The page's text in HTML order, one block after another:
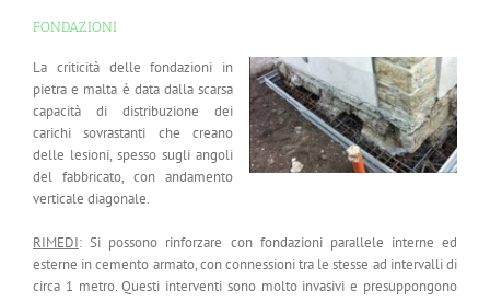
FONDAZIONI
La criticità delle fondazioni in
pietra e malta è data dalla scarsa
capacità di distribuzione dei
carichi sovrastanti che creano
delle lesioni, spesso sugli angoli
del fabbricato, con andamento
verticale diagonale.
RIMEDI: Si possono rinforzare con fondazioni parallele interne ed
esterne in cemento armato, con connessioni tra le stesse ad intervalli di
circa 1 metro. Questi interventi sono molto invasivi e presuppongono